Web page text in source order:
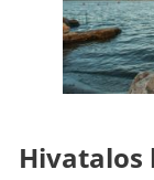
Hivatalos